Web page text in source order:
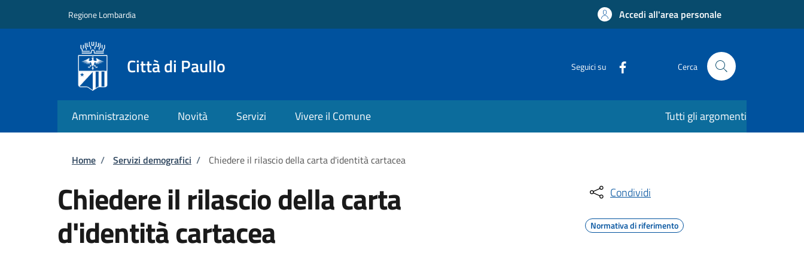
Regione Lombardia Accedi all'area personale
Città di Paullo Seguici su Cerca
Amministrazione Novità Servizi Vivere il Comune Tutti gli argomenti
Briciole di pane
Home / Servizi demografici / Chiedere il rilascio della carta d'identità cartacea
Chiedere il rilascio della carta
d'identità cartacea
Condividi
Normativa di riferimento